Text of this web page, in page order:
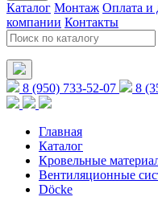
Каталог Монтаж Оплата и
компании Контакты
8 (950) 733-52-07 8
Главная
Каталог
Кровельные
Вентиляционные
Döсkе